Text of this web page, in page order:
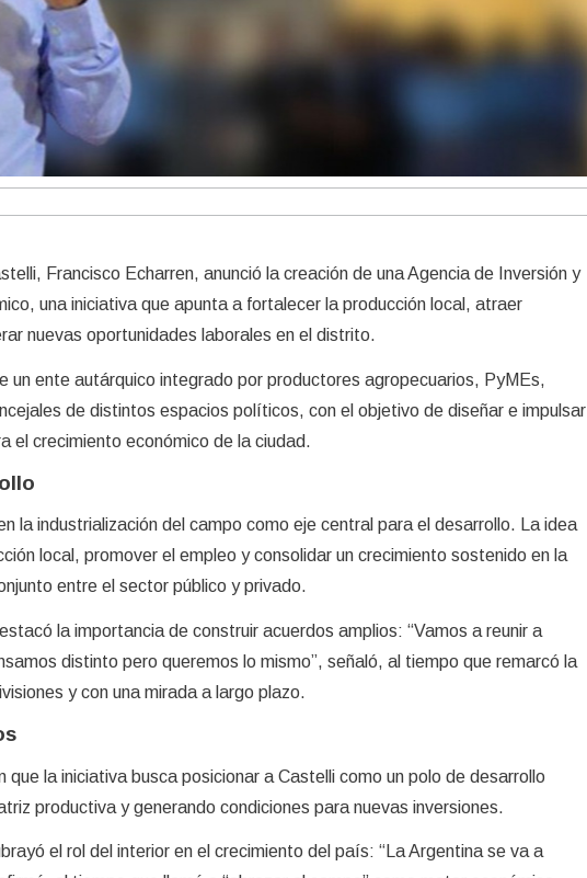
Francisco Echarren, anunció la creación de una Agencia de Inversión y
una iniciativa que apunta a fortalecer la producción local, atraer
nuevas oportunidades laborales en el distrito.
un ente autárquico integrado por productores agropecuarios, PyMEs,
de distintos espacios políticos, con el objetivo de diseñar e impulsar
el crecimiento económico de la ciudad.
la industrialización del campo como eje central para el desarrollo. La idea
local, promover el empleo y consolidar un crecimiento sostenido en la
entre el sector público y privado.
la importancia de construir acuerdos amplios: “Vamos a reunir a
distinto pero queremos lo mismo”, señaló, al tiempo que remarcó la
y con una mirada a largo plazo.
que la iniciativa busca posicionar a Castelli como un polo de desarrollo
productiva y generando condiciones para nuevas inversiones.
el rol del interior en el crecimiento del país: “La Argentina se va a